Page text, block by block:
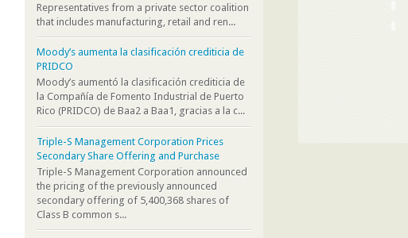
Representatives from a private sector coalition
that includes manufacturing, retail and ren...
Moody’s aumenta la clasificación crediticia de
PRIDCO
Moody’s aumentó la clasificación crediticia de
la Compañía de Fomento Industrial de Puerto
Rico (PRIDCO) de Baa2 a Baa1, gracias a la c...
Triple-S Management Corporation Prices
Secondary Share Offering and Purchase
Triple-S Management Corporation announced
the pricing of the previously announced
secondary offering of 5,400,368 shares of
Class B common s...